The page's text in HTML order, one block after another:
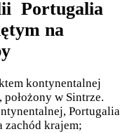
Portugalia
na
kontynentalnej
w Sintrze.
Portugalia
zachód krajem;